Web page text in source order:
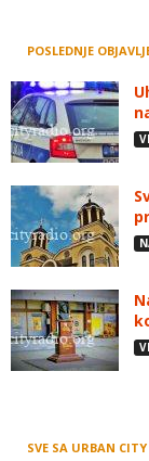
POSLEDNJE
SVE SA URBAN